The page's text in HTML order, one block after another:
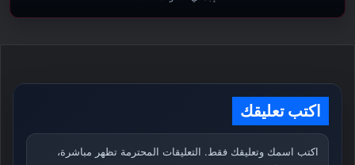
اكتب تعليقك
اكتب اسمك وتعليقك فقط. التعليقات المحترمة تظهر مباشرة،